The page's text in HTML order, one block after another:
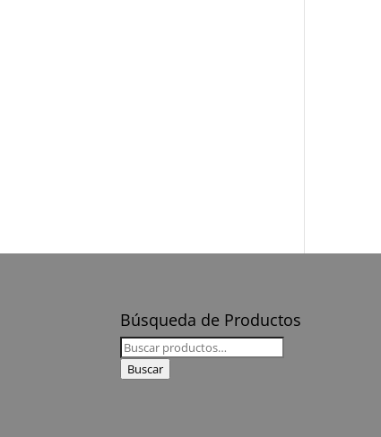
Búsqueda de Productos
Buscar
por:
Buscar